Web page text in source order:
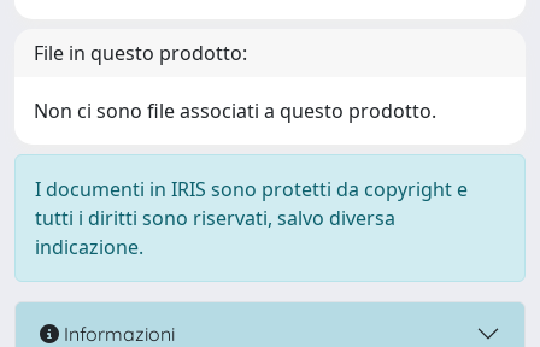
File in questo prodotto:
Non ci sono file associati a questo prodotto.
I documenti in IRIS sono protetti da copyright e
tutti i diritti sono riservati, salvo diversa
indicazione.
Informazioni